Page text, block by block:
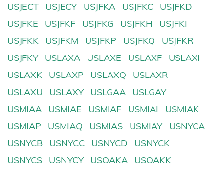
USJECT
USJECY USJFKA USJFKC
USJFKD
USJFKE
USJFKF USJFKG USJFKH
USJFKI
USJFKK
USJFKM USJFKP USJFKQ
USJFKR
USJFKY
USLAXA USLAXE USLAXF
USLAXI
USLAXK
USLAXP USLAXQ
USLAXR
USLAXU
USLAXY USLGAA
USLGAY
USMIAA
USMIAE USMIAF USMIAI
USMIAK
USMIAP
USMIAQ USMIAS USMIAY
USNYCA
USNYCB
USNYCC USNYCD
USNYCK
USNYCS
USNYCY USOAKA
USOAKK